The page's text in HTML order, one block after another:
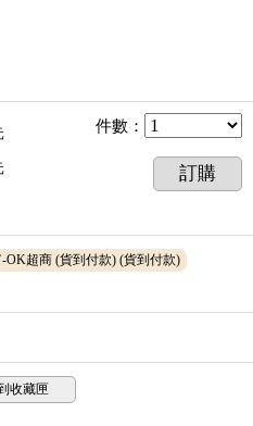
件數 ：
訂購
OK超商 (貨到付款) (貨到付款)
收藏匣